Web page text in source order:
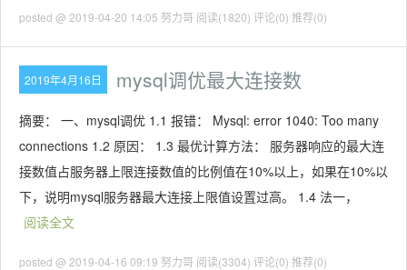
posted @ 2019-04-20 14:05 努力哥 阅读(1820) 评论(0) 推荐(0)
2019年4月16日 mysql调优最大连接数
摘要： 一、mysql调优 1.1 报错： Mysql: error 1040: Too many
connections 1.2 原因： 1.3 最优计算方法： 服务器响应的最大连
接数值占服务器上限连接数值的比例值在10%以上，如果在10%以
下，说明mysql服务器最大连接上限值设置过高。 1.4 法一，
阅读全文
posted @ 2019-04-16 09:19 努力哥 阅读(3304) 评论(0) 推荐(0)